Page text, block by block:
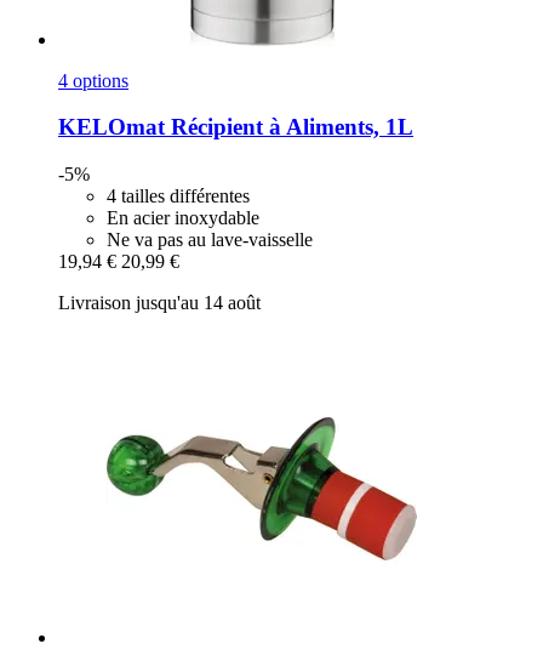
4 options
KELOmatRécipient à Aliments, 1L
-5%
4 tailles différentes
En acier inoxydable
Ne va pas au lave-vaisselle
19,94 € 20,99 €
Livraison jusqu'au 14 août